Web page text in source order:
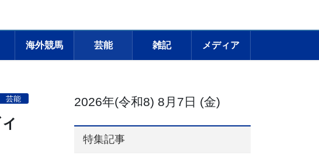
海外競馬 芸能 雑記 メディア
芸能 2026年(令和8) 8月7日 (金)
特集記事